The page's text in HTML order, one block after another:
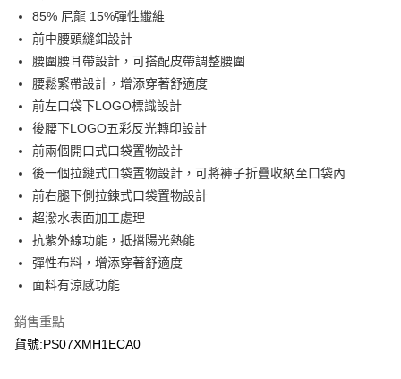
悠遊付
Google Pay
運送方式
每筆NT$90，滿NT$899(含以上)免運費
85% 尼龍 15%彈性纖維
前中腰頭縫釦設計
腰圍腰耳帶設計，可搭配皮帶調整腰圍
腰鬆緊帶設計，增添穿著舒適度
前左口袋下LOGO標識設計
後腰下LOGO五彩反光轉印設計
前兩個開口式口袋置物設計
後一個拉鏈式口袋置物設計，可將褲子折疊收納至口袋內
前右腿下側拉鍊式口袋置物設計
超潑水表面加工處理
抗紫外線功能，抵擋陽光熱能
彈性布料，增添穿著舒適度
面料有涼感功能
銷售重點
貨號:PS07XMH1ECA0